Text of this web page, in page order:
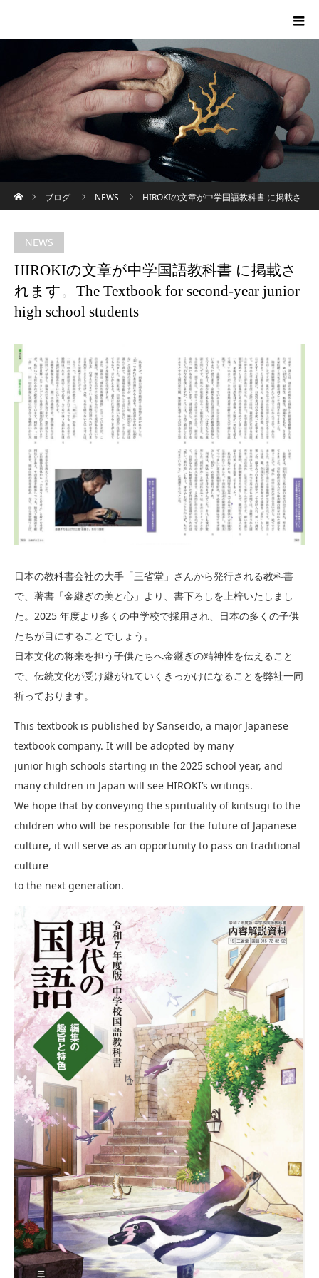
ブログ
NEWS HIROKIの文章が中学国語教科書 に掲載さ
NEWS
HIROKIの文章が中学国語教科書 に掲載さ
れます。The Textbook for second-year junior
high school students
日本の教科書会社の大手「三省堂」さんから発行される教科書
で、著書「金継ぎの美と心」より、書下ろしを上梓いたしまし
た。2025 年度より多くの中学校で採用され、日本の多くの子供
たちが目にすることでしょう。
日本文化の将来を担う子供たちへ金継ぎの精神性を伝えること
で、伝統文化が受け継がれていくきっかけになることを弊社一同
祈っております。
This textbook is published by Sanseido, a major Japanese
textbook company. It will be adopted by many
junior high schools starting in the 2025 school year, and
many children in Japan will see HIROKI’s writings.
We hope that by conveying the spirituality of kintsugi to the
children who will be responsible for the future of Japanese
culture, it will serve as an opportunity to pass on traditional
culture
to the next generation.